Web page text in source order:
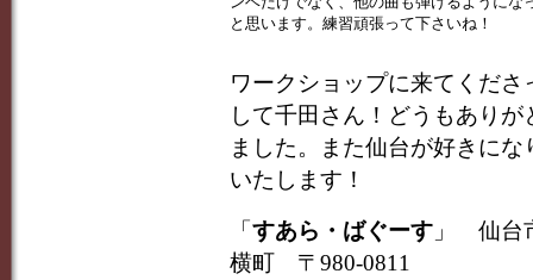
と思います。練習頑張って下さいね！
ワークショップに来てくだ
して千田さん！どうもあり
ました。また仙台が好きに
いたします！
「 すあら・ばぐーす 」
仙台
横町 〒980-0811